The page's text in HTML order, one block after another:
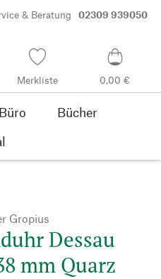
& Beratung 02309 939050
Merkliste 0,00 €
Büro
Bücher
Gropius
Dessau
mm Quarz